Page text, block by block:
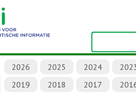
2026 2025 2024
2019
2018 2017